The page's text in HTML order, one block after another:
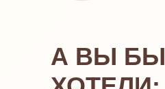
А ВЫ БЫ